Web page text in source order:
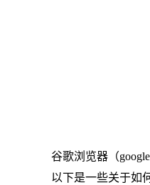
谷歌浏览器（
以下是一些关于如